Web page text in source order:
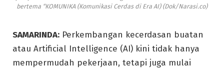
bertema “KOMUNIKA (Komunikasi Cerdas di Era AI) (Dok/Narasi.co)
SAMARINDA: Perkembangan kecerdasan buatan
atau Artificial Intelligence (AI) kini tidak hanya
mempermudah pekerjaan, tetapi juga mulai